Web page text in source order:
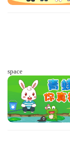
space